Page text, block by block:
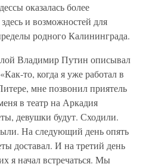
оказалась более
и возможностей для
родного Калининграда.
Владимир Путин описывал
то, когда я уже работал в
мне позвонил приятель
в театр на Аркадия
девушки будут. Сходили.
На следующий день опять
доставал. И на третий день
я начал встречаться. Мы